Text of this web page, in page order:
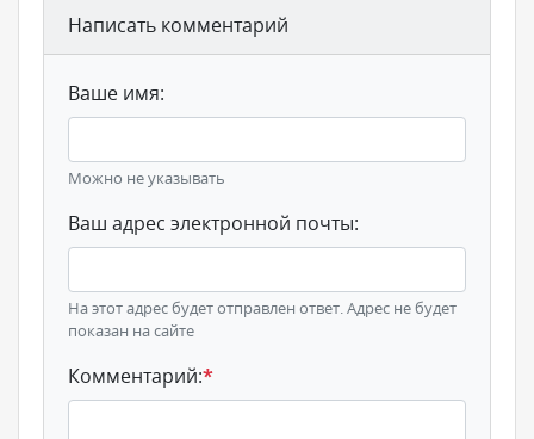
Написать комментарий
Ваше имя:
Можно не указывать
Ваш адрес электронной почты:
На этот адрес будет отправлен ответ. Адрес не будет
показан на сайте
Комментарий:*